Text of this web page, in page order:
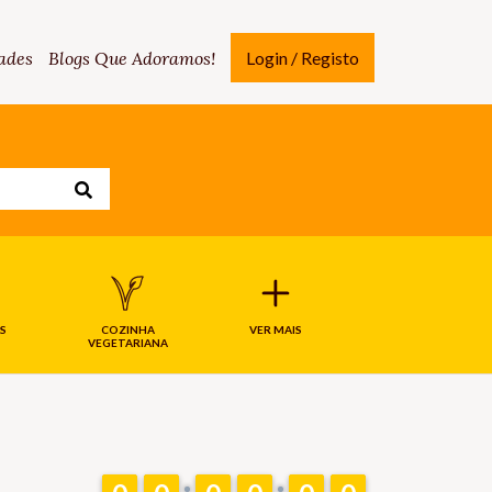
Blogs Que Adoramos! Login / Registo
COZINHA
VEGETARIANA
VER MAIS